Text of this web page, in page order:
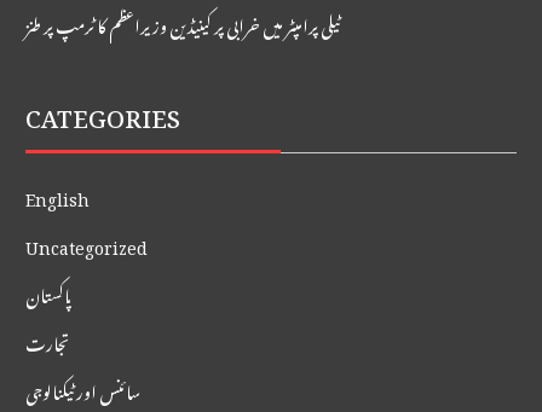
ٹیلی پرامپٹر میں خرابی پر کینیڈین وزیراعظم کا ٹرمپ پر طنز
CATEGORIES
English
Uncategorized
پاکستان
تجارت
سائنس اور ٹیکنالوجی